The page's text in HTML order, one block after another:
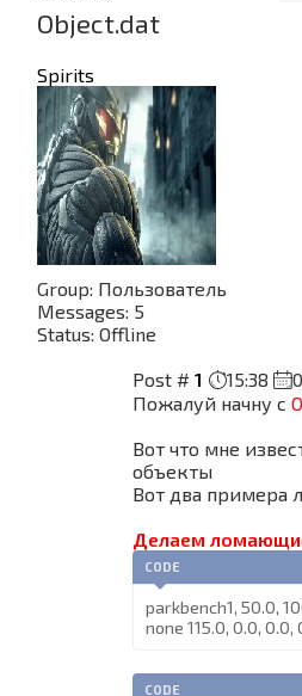
Object.dat
Spirits
Group: Пользователь
Messages: 5
Status: Offline
Post # 1 15:38
Пожалуй начну с
Вот что мне
объекты
Вот два примера
Делаем
CODE
parkbench1, 50.0,
none 115.0, 0.0, 0.0,
CODE